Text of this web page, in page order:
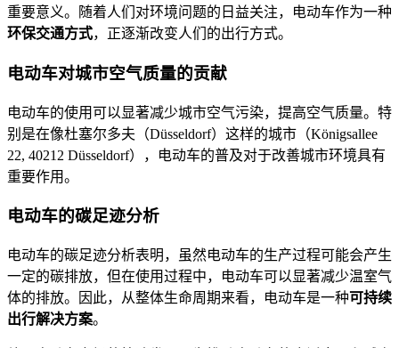
重要意义。随着人们对环境问题的日益关注，电动车作为一种
环保交通方式，正逐渐改变人们的出行方式。
电动车对城市空气质量的贡献
电动车的使用可以显著减少城市空气污染，提高空气质量。特
别是在像杜塞尔多夫（Düsseldorf）这样的城市（Königsallee
22, 40212 Düsseldorf），电动车的普及对于改善城市环境具有
重要作用。
电动车的碳足迹分析
电动车的碳足迹分析表明，虽然电动车的生产过程可能会产生
一定的碳排放，但在使用过程中，电动车可以显著减少温室气
体的排放。因此，从整体生命周期来看，电动车是一种可持续
出行解决方案。